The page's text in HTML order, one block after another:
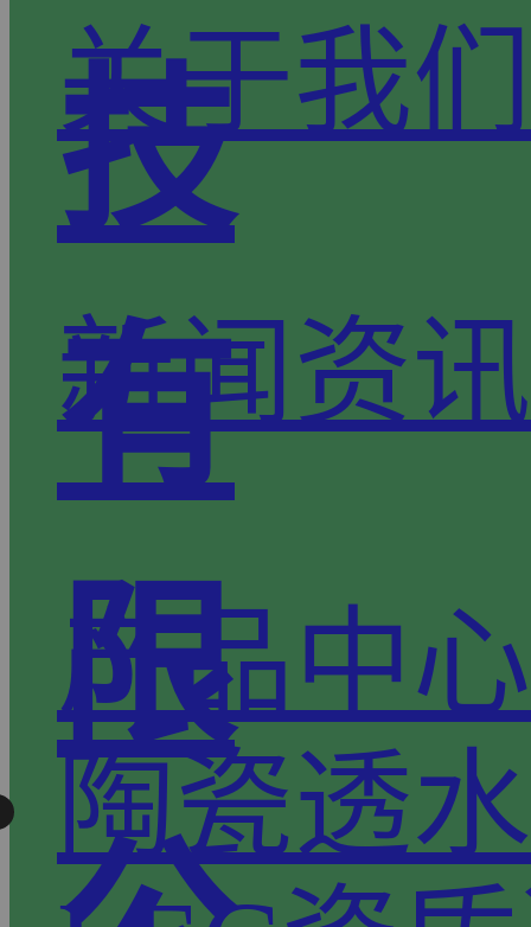
技
有
限
关于我们
新闻资讯
产品中心
陶瓷透